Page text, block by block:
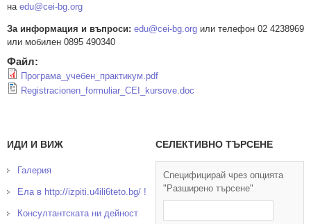
на edu@cei-bg.org
За информация и въпроси: edu@cei-bg.org или телефон 02 4238969
или мобилен 0895 490340
Файл:
Програма_учебен_практикум.pdf
Registracionen_formuliar_CEI_kursove.doc
ИДИ И ВИЖ
Галерия
Ела в http://izpiti.u4ili6teto.bg/ !
Консултантската ни дейност
СЕЛЕКТИВНО ТЪРСЕНЕ
Специфицирай чрез опцията
"Разширено търсене"